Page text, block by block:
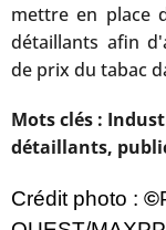
mettre en place
détaillants afin
de prix du tabac
Mots clés :
détaillants,
Crédit photo : ©